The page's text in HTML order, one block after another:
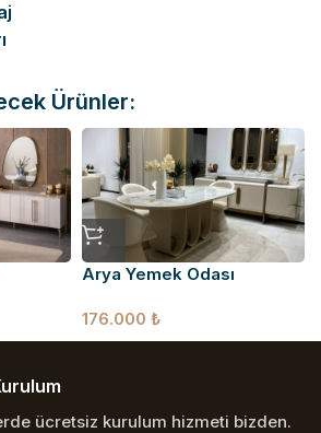
Ürünler:
Arya Yemek Odası
176.000 ₺
ücretsiz kurulum hizmeti bizden.